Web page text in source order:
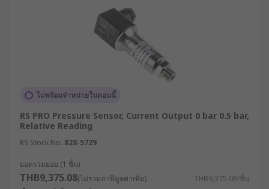
Gauge Pressure Sensors: เซ็นเซอร์วัดแรงดัน
Sealed Gauge Pressure Sensor: มีลักษณะ
คล้ายกับเซ็นเซอร์วัดแรงดันแบบสัมพัทธ์
Differential Pressure Sensor: เซ็นเซอร์วัด
ความต่างระหว่างแรงดันสองจุด มักใช้สำหรับวัด
การไหล
เซ็นเซอร์วัดแรงดัน นำไปใช้
ในงานประเภทใดได้บ้าง ?
ไม่พร้อมจำหน่ายในตอนนี้
RS PRO Pressure Sensor, Current Output 0 bar 0.5 bar,
Relative Reading
RS Stock No. 828-5729
ยอดรวมย่อย (1 ชิ้น)
THB9,375.08(ไม่รวมภาษีมูลค่าเพิ่ม) THB9,375.08/ชิ้น